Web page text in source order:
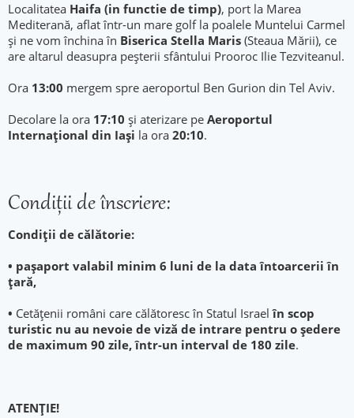
Localitatea Haifa (in functie de timp), port la Marea
Mediterană, aflat într-un mare golf la poalele Muntelui Carmel
și ne vom închina în Biserica Stella Maris (Steaua Mării), ce
are altarul deasupra peşterii sfântului Prooroc Ilie Tezviteanul.
Ora 13:00 mergem spre aeroportul Ben Gurion din Tel Aviv.
Decolare la ora 17:10 și aterizare pe Aeroportul
Internațional din Iași la ora 20:10.
Condiţii de înscriere:
Condiții de călătorie:
• paşaport valabil minim 6 luni de la data întoarcerii în
ţară,
• Cetățenii români care călătoresc în Statul Israelîn scop
turistic nu au nevoie de viză de intrare pentru o ședere
de maximum 90 zile, într-un interval de 180 zile.
ATENȚIE!